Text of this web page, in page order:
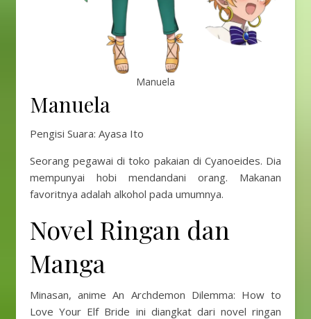
Manuela
Manuela
Pengisi Suara: Ayasa Ito
Seorang pegawai di toko pakaian di Cyanoeides. Dia
mempunyai hobi mendandani orang. Makanan
favoritnya adalah alkohol pada umumnya.
Novel Ringan dan
Manga
Minasan, anime An Archdemon Dilemma: How to
Love Your Elf Bride ini diangkat dari novel ringan